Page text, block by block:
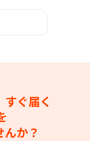
ぐ届く
か？